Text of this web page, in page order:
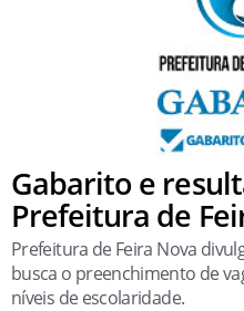
Gabarito e
Prefeitura de
Prefeitura de Feira Nova
busca o preenchimento de
níveis de escolaridade.